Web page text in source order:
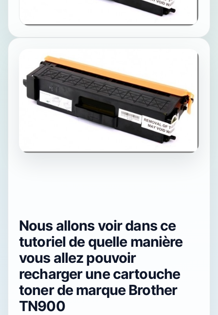
Nous allons voir dans ce
tutoriel de quelle manière
vous allez pouvoir
recharger une cartouche
toner de marque Brother
TN900